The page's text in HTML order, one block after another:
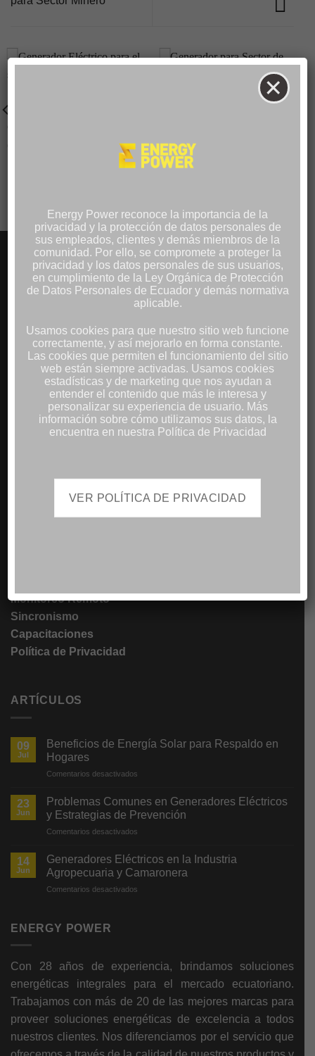
GENERADOR ELÉCTRICO
GENERADOR PARA
PRODUCTOS
Generadores Eléctricos
Repuestos
Paneles Solares
Inversores
Proyectos Solares Integrales
Monitoreo Remoto
Calentamiento Solar de Agua
Monitoreo Remoto
Sincronismo
Capacitaciones
Política de Privacidad
ARTÍCULOS
09
Jul
Beneficios de Energía Solar para Respaldo en
Hogares
Comentarios desactivados
Solar
en
Hogares
23
Jun
Problemas Comunes en Generadores Eléctricos
y Estrategias de Prevención
Comentarios desactivados
Comunes
Generadores
14
Jun
Generadores Eléctricos en la Industria
Agropecuaria y Camaronera
Comentarios desactivados
Agropecuaria
y
Camaronera
ENERGY POWER
Con 28 años de experiencia, brindamos soluciones
energéticas integrales para el mercado ecuatoriano.
Trabajamos con más de 20 de las mejores marcas para
proveer soluciones energéticas de excelencia a todos
nuestros clientes. Nos diferenciamos porel servicio que
Energy Power reconoce la importancia de la
privacidad y la protección de datos personales de
sus empleados, clientes y demás miembros de la
comunidad. Por ello, se compromete a proteger la
privacidad y los datos personales de sus usuarios,
en cumplimiento de la Ley Orgánica de Protección
de Datos Personales de Ecuador y demás normativa
aplicable.
Usamos cookies para que nuestro sitio web funcione
correctamente, y así mejorarlo en forma constante.
Las cookies que permiten el funcionamiento del sitio
web están siempre activadas. Usamos cookies
estadísticas y de marketing que nos ayudan a
entender el contenido que más le interesa y
personalizar su experiencia de usuario. Más
información sobre cómo utilizamos sus datos, la
encuentra en nuestra Política de Privacidad
VER POLÍTICA DE PRIVACIDAD
×